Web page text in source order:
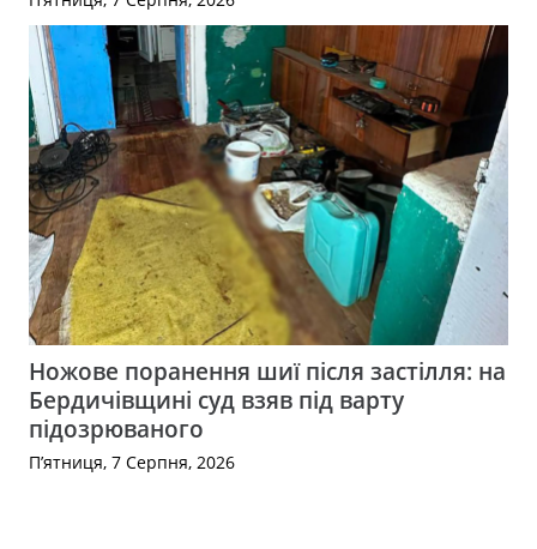
Ножове поранення шиї після застілля: на
Бердичівщині суд взяв під варту
підозрюваного
П’ятниця, 7 Серпня, 2026